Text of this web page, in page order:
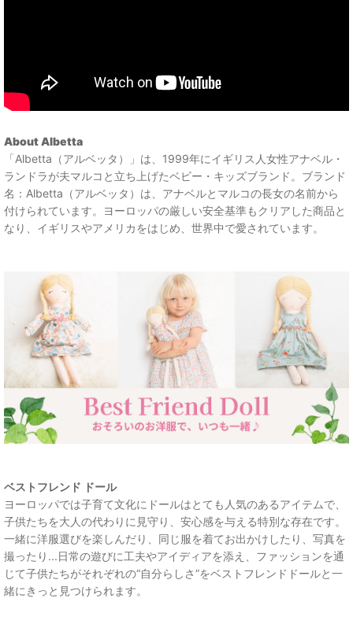
About Albetta
「Albetta（アルベッタ）」は、1999年にイギリス人女性アナベル・
ランドラが夫マルコと立ち上げたベビー・キッズブランド。ブランド
名：Albetta（アルベッタ）は、アナベルとマルコの長女の名前から
付けられています。ヨーロッパの厳しい安全基準もクリアした商品と
なり、イギリスやアメリカをはじめ、世界中で愛されています。
ベストフレンド ドール
ヨーロッパでは子育て文化にドールはとても人気のあるアイテムで、
子供たちを大人の代わりに見守り、安心感を与える特別な存在です。
一緒に洋服選びを楽しんだり、同じ服を着てお出かけしたり、写真を
撮ったり...日常の遊びに工夫やアイディアを添え、ファッションを通
じて子供たちがそれぞれの“自分らしさ”をベストフレンドドールと一
緒にきっと見つけられます。